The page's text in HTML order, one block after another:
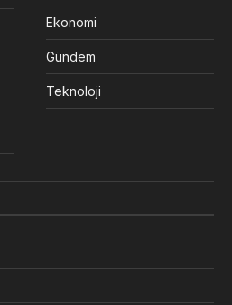
Ekonomi
Gündem
Teknoloji